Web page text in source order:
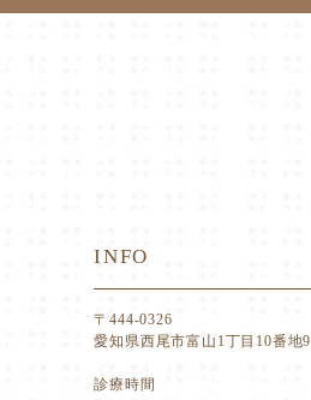
INFO
〒444-0326
愛知県西尾市富山1丁目10番地9
診療時間